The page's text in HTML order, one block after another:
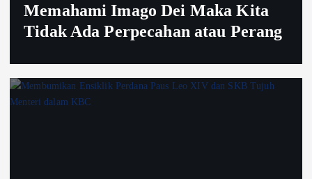
Memahami Imago Dei Maka Kita
Tidak Ada Perpecahan atau Perang